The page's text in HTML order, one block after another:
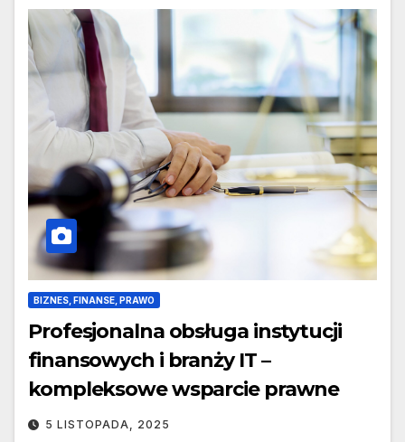
BIZNES, FINANSE, PRAWO
Profesjonalna obsługa instytucji
finansowych i branży IT –
kompleksowe wsparcie prawne
5 LISTOPADA, 2025